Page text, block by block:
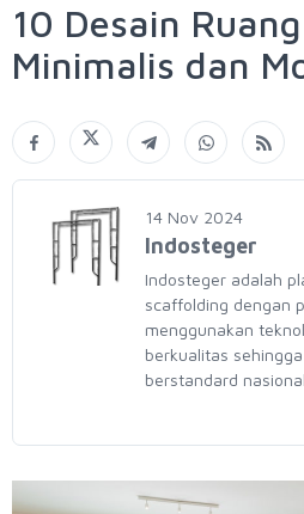
10 Desain
Minimalis dan
14 Nov 2024
Indosteger
Indosteger adalah
scaffolding dengan
menggunakan
berkualitas
berstandard nasional.